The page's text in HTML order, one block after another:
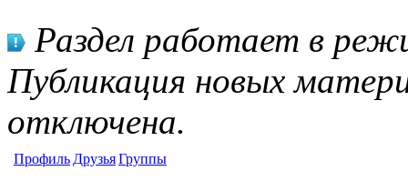
Раздел работает в
Публикация новых
отключена.
Профиль ДрузьяГруппы